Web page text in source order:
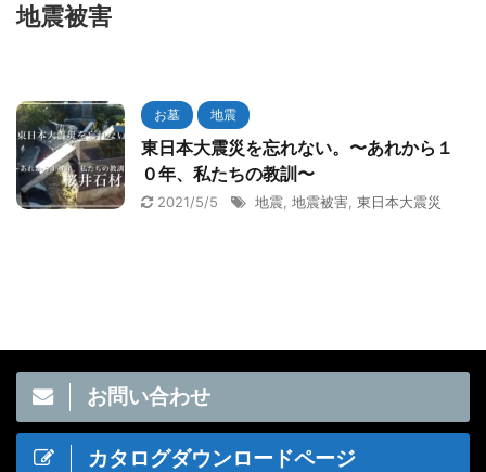
地震被害
お墓 地震
東日本大震災を忘れない。〜あれから１
０年、私たちの教訓〜
2021/5/5 地震 地震被害 東日本大震災
お問い合わせ
カタログダウンロードページ